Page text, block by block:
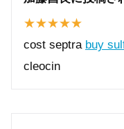
cost septra buy
cleocin